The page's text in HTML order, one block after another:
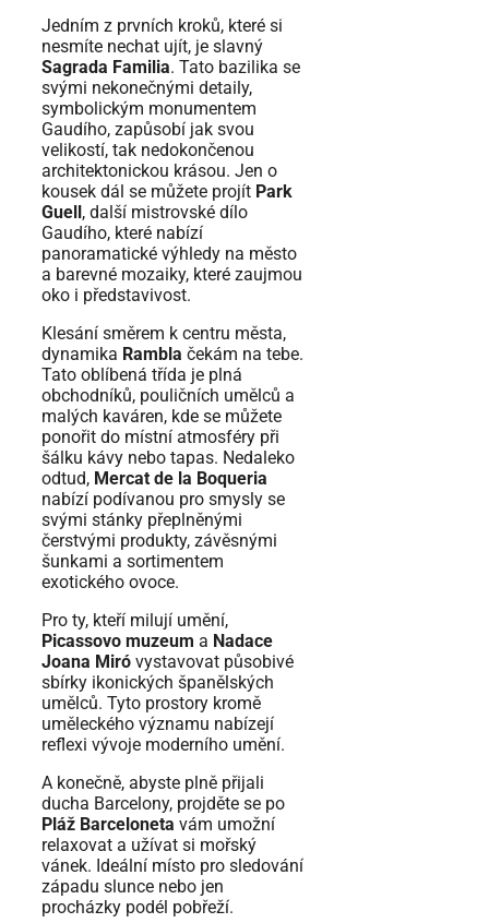
Jedním z prvních kroků, které si
nesmíte nechat ujít, je slavný
Sagrada Familia. Tato bazilika se
svými nekonečnými detaily,
symbolickým monumentem
Gaudího, zapůsobí jak svou
velikostí, tak nedokončenou
architektonickou krásou. Jen o
kousek dál se můžete projít Park
Guell, další mistrovské dílo
Gaudího, které nabízí
panoramatické výhledy na město
a barevné mozaiky, které zaujmou
oko i představivost.
Klesání směrem k centru města,
dynamika Rambla čekám na tebe.
Tato oblíbená třída je plná
obchodníků, pouličních umělců a
malých kaváren, kde se můžete
ponořit do místní atmosféry při
šálku kávy nebo tapas. Nedaleko
odtud, Mercat de la Boqueria
nabízí podívanou pro smysly se
svými stánky přeplněnými
čerstvými produkty, závěsnými
šunkami a sortimentem
exotického ovoce.
Pro ty, kteří milují umění,
Picassovo muzeum a Nadace
Joana Miró vystavovat působivé
sbírky ikonických španělských
umělců. Tyto prostory kromě
uměleckého významu nabízejí
reflexi vývoje moderního umění.
A konečně, abyste plně přijali
ducha Barcelony, projděte se po
Pláž Barceloneta vám umožní
relaxovat a užívat si mořský
vánek. Ideální místo pro sledování
západu slunce nebo jen
procházky podél pobřeží.